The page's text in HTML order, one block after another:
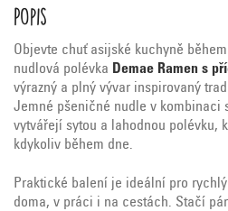
Popis
Objevte chuť asijské kuchyně během
nudlová polévka Demae Ramen s
výrazný a plný vývar inspirovaný
Jemné pšeničné nudle v kombinaci
vytvářejí sytou a lahodnou polévku,
kdykoliv během dne.
Praktické balení je ideální pro rychlý
doma, v práci i na cestách. Stačí pár